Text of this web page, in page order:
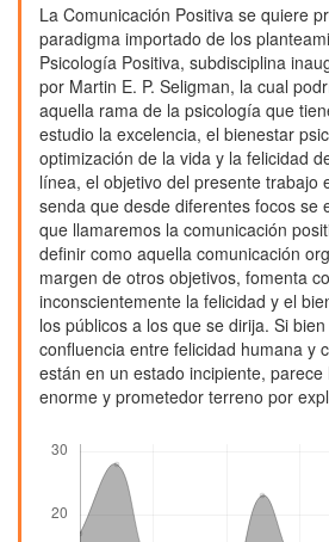
La Comunicación Positiva se quiere
paradigma importado de los
Psicología Positiva, subdisciplina
por Martin E. P. Seligman, la cual
aquella rama de la psicología que
estudio la excelencia, el bienestar
optimización de la vida y la felicidad
línea, el objetivo del presente trabajo
senda que desde diferentes focos se
que llamaremos la comunicación
definir como aquella comunicación
margen de otros objetivos, fomenta
inconscientemente la felicidad y el
los públicos a los que se dirija. Si
confluencia entre felicidad humana y
están en un estado incipiente,
enorme y prometedor terreno por